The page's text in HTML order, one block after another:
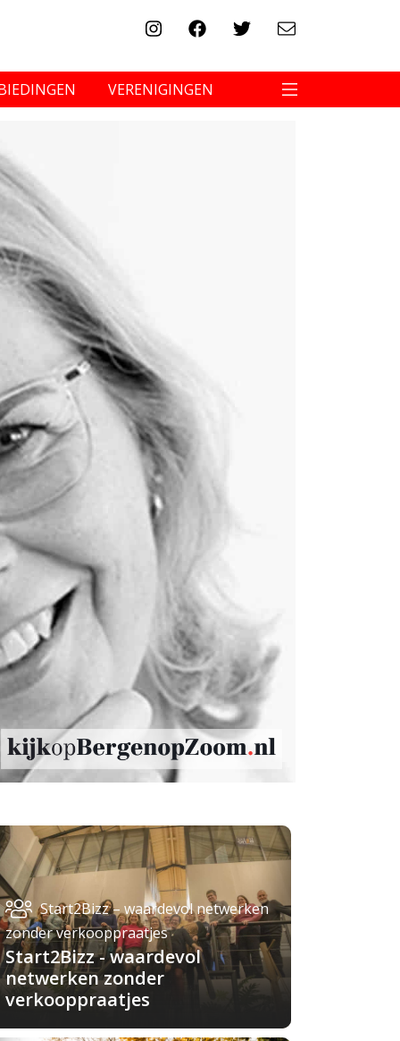
VERENIGINGEN
Start2Bizz – waardevol netwerken
zonder verkooppraatjes
Start2Bizz - waardevol
netwerken zonder
verkooppraatjes